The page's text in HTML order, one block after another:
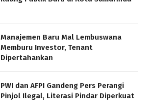
Manajemen Baru Mal Lembuswana
Memburu Investor, Tenant
Dipertahankan
PWI dan AFPI Gandeng Pers Perangi
Pinjol Ilegal, Literasi Pindar Diperkuat